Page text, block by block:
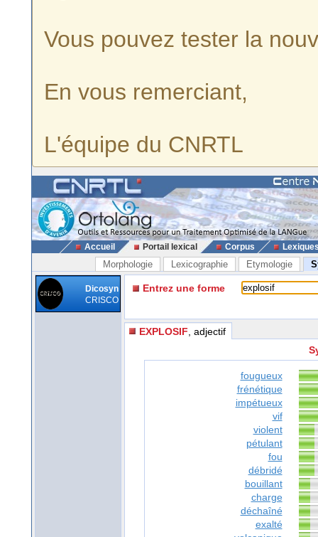
Vous pouvez tester la
En vous remerciant,
L'équipe du CNRTL
Accueil Portail lexical Corpus
Morphologie Lexicographie Etymologie
Dicosyn
CRISCO
Entrez une forme
EXPLOSIF , adjectif
fougueux
frénétique
impétueux
vif
violent
pétulant
fou
débridé
bouillant
charge
déchaîné
exalté